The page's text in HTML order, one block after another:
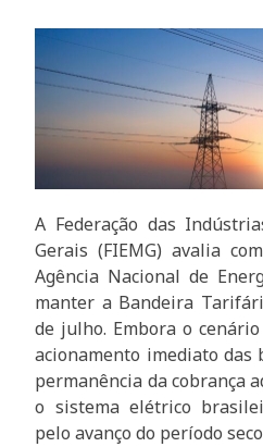
A Federação das
Gerais (FIEMG) avalia
Agência Nacional de
manter a Bandeira
de julho. Embora o
acionamento imediato das
permanência da cobrança
o sistema elétrico
pelo avanço do período